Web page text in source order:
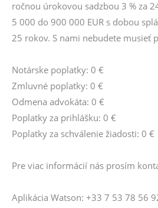
ročnou úrokovou sadzbou 3 % za
5 000 do 900 000 EUR s dobou
25 rokov. S nami nebudete musieť
Notárske poplatky: 0 €
Zmluvné poplatky: 0 €
Odmena advokáta: 0 €
Poplatky za prihlášku: 0 €
Poplatky za schválenie žiadosti: 0 €
Pre viac informácií nás prosím
Aplikácia Watson: +33 7 53 78 56